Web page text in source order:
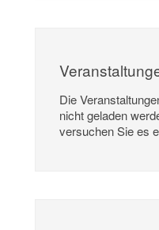
Die
nicht geladen
versuchen Sie es